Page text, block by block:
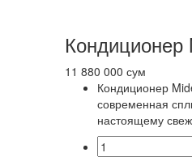
Кондиционер
11 880 000 сум
Кондиционер
современная
настоящему